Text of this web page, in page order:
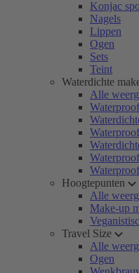
Konjac
Nagels
Lippen
Ogen
Sets
Teint
Waterdichte
Alle
Hoogtepunten
Alle
Make-up
Travel Size
Alle
Ogen